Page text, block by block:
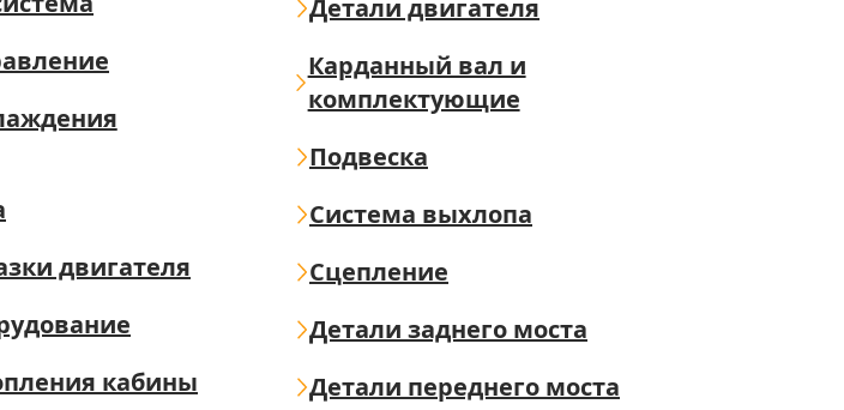
двигателя
кабины
Детали двигателя
Карданный вал и
комплектующие
Подвеска
Система выхлопа
Сцепление
Детали заднего моста
Детали переднего моста